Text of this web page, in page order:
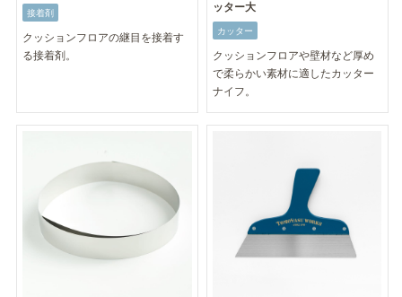
接着剤
クッションフロアの継目を接着す
る接着剤。
ッター大
カッター
クッションフロアや壁材など厚め
で柔らかい素材に適したカッター
ナイフ。